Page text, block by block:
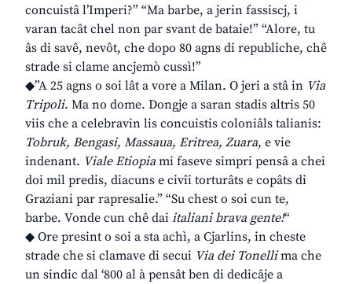
concuistâ l’Imperi?” “Ma barbe, a jerin fassiscj, i
varan tacât chel non par svant de bataie!” “Alore, tu
âs di savê, nevôt, che dopo 80 agns di republiche, chê
strade si clame ancjemò cussì!”
◆”A 25 agns o soi lât a vore a Milan. O jeri a stâ in Via
Tripoli. Ma no dome. Dongje a saran stadis altris 50
viis che a celebravin lis concuistis coloniâls talianis:
Tobruk, Bengasi, Massaua, Eritrea, Zuara, e vie
indenant. Viale Etiopia mi faseve simpri pensâ a chei
doi mil predis, diacuns e civîi torturâts e copâts di
Graziani par rapresalie.” “Su chest o soi cun te,
barbe. Vonde cun chê dai italiani brava gente!“
◆ Ore presint o soi a sta achì, a Cjarlins, in cheste
strade che si clamave di secui Via dei Tonellima che
un sindic dal ‘800 al à pensât ben di dedicâje a